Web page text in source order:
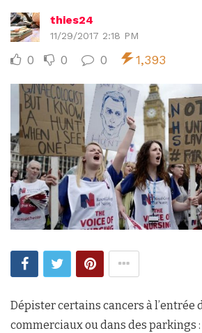
thies24
11/29/2017 2:18 PM
0 0 0 1,393
Dépister certains cancers à l’entrée
commerciaux ou dans des parkings